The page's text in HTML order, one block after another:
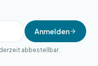
Anmelden
abbestellbar.